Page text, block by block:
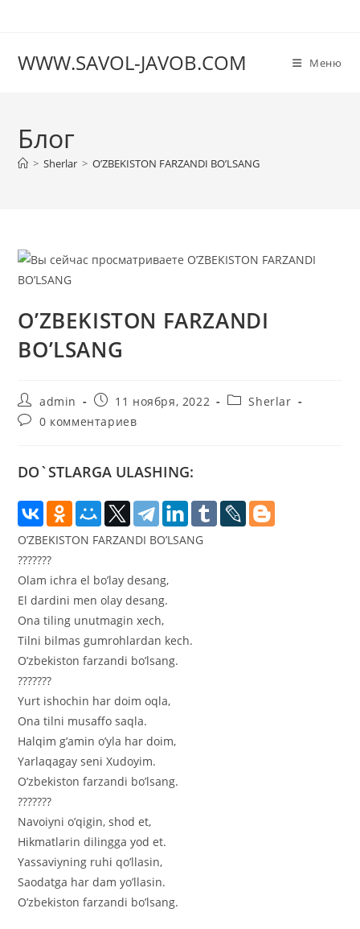
WWW.SAVOL-JAVOB.COM Меню
Блог
> Sherlar > O’ZBEKISTON FARZANDI BO’LSANG
O’ZBEKISTON FARZANDI
BO’LSANG
Автор
записи:
admin
Запись11 ноября, 2022
Рубрика
Sherlar
Комментарии
0 комментариев
DO`STLARGA ULASHING:
O’ZBEKISTON FARZANDI BO’LSANG
???????
Olam ichra el bo’lay desang,
El dardini men olay desang.
Ona tiling unutmagin xech,
Tilni bilmas gumrohlardan kech.
O’zbekiston farzandi bo’lsang.
???????
Yurt ishochin har doim oqla,
Ona tilni musaffo saqla.
Halqim g’amin o’yla har doim,
Yarlaqagay seni Xudoyim.
O’zbekiston farzandi bo’lsang.
???????
Navoiyni o’qigin, shod et,
Hikmatlarin dilingga yod et.
Yassaviyning ruhi qo’llasin,
Saodatga har dam yo’llasin.
O’zbekiston farzandi bo’lsang.